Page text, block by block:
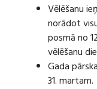
Vēlēšanu
norādot
posmā no
vēlēšanu
Gada
31. martam.